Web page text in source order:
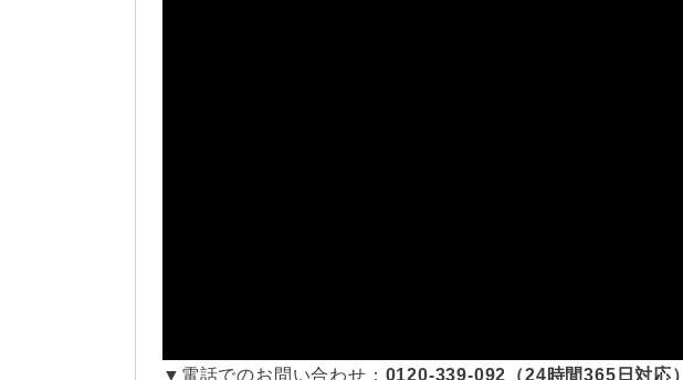
▼電話でのお問い合わせ： 0120-339-092（24時間365日対応）